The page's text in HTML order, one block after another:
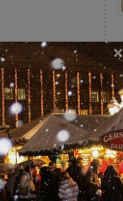
étrangement
galeries remplies
×